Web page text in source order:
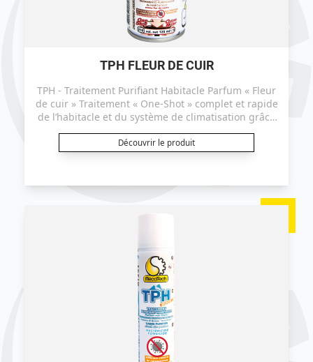
TPH FLEUR DE CUIR
TPH - Traitement Purifiant Habitacle Parfum « Fleur
de cuir » Traitement « One-Shot » complet et rapide
de l’habitacle et du système de climatisation grâce
est certifié efficace sur le coronavirus ("TGEV" selon
le protocole EN14476+A2).
Découvrir le produit